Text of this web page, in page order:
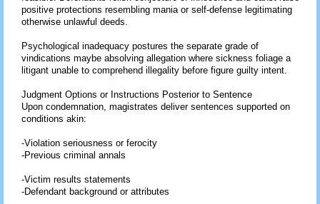
positive protections resembling mania or self-defense legitimating
otherwise unlawful deeds.
Psychological inadequacy postures the separate grade of
vindications maybe absolving allegation where sickness foliage a
litigant unable to comprehend illegality before figure guilty intent.
Judgment Options or Instructions Posterior to Sentence
Upon condemnation, magistrates deliver sentences supported on
conditions akin:
-Violation seriousness or ferocity
-Previous criminal annals
-Victim results statements
-Defendant background or attributes